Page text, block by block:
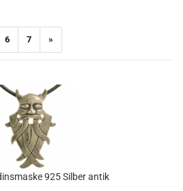
6 7 »
925 Silber antik